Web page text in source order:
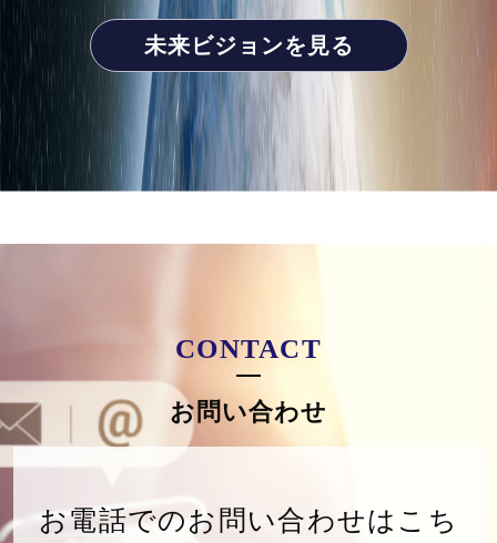
未来ビジョンを見る
CONTACT
お問い合わせ
お電話でのお問い合わせはこち